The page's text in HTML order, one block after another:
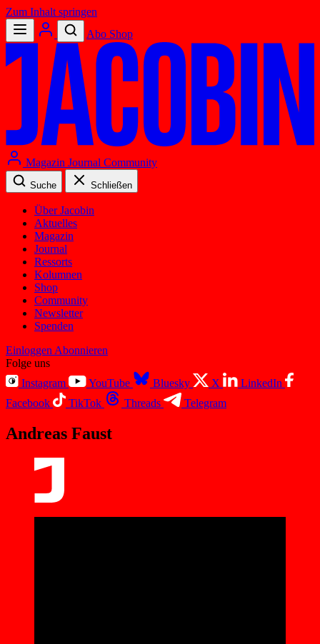
Zum Inhalt springen
Abo Shop
Magazin Journal Community
Suche Schließen
Über Jacobin
Aktuelles
Magazin
Journal
Ressorts
Kolumnen
Shop
Community
Newsletter
Spenden
Einloggen Abonnieren
Folge uns
Instagram
YouTube Bluesky X
LinkedIn
Facebook
TikTok Threads Telegram
Andreas Faust